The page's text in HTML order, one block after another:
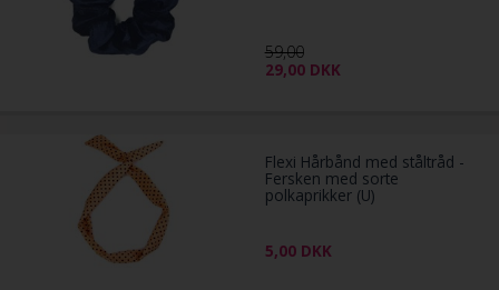
59,00
29,00 DKK
Flexi Hårbånd med ståltråd -
Fersken med sorte
polkaprikker (U)
5,00 DKK